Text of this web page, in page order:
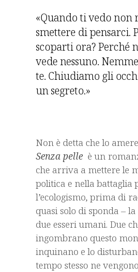
«Quando ti vedo non
smettere di pensarci.
scoparti ora? Perché
vede nessuno.
te. Chiudiamo gli
un segreto.»
Non è detta che lo
Senza pelle è un
che arriva a mettere le
politica e nella battaglia
l’ecologismo, prima di
quasi solo di sponda –
due esseri umani. Due
ingombrano questo
inquinano e lo
tempo stesso ne vengono